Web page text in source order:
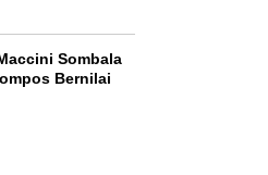
Sombala
Bernilai